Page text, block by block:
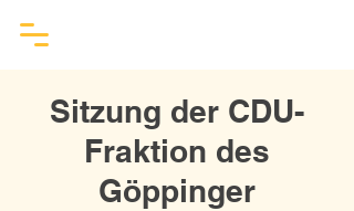
Sitzung der CDU-
Fraktion des
Göppinger